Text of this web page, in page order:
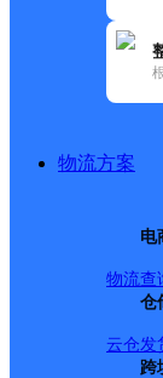
物流方案
电
物流查
仓
云仓发
跨
所属快递：圆
所属区域：山
网点地址：山
网点负责人：